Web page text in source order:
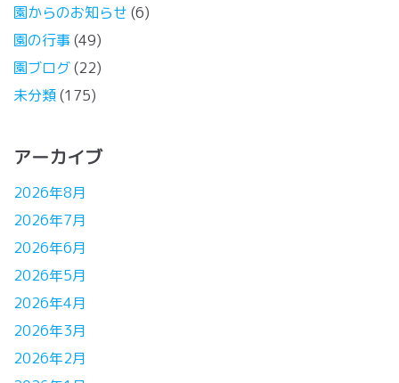
園からのお知らせ (6)
園の行事 (49)
園ブログ(22)
未分類(175)
アーカイブ
2026年8月
2026年7月
2026年6月
2026年5月
2026年4月
2026年3月
2026年2月